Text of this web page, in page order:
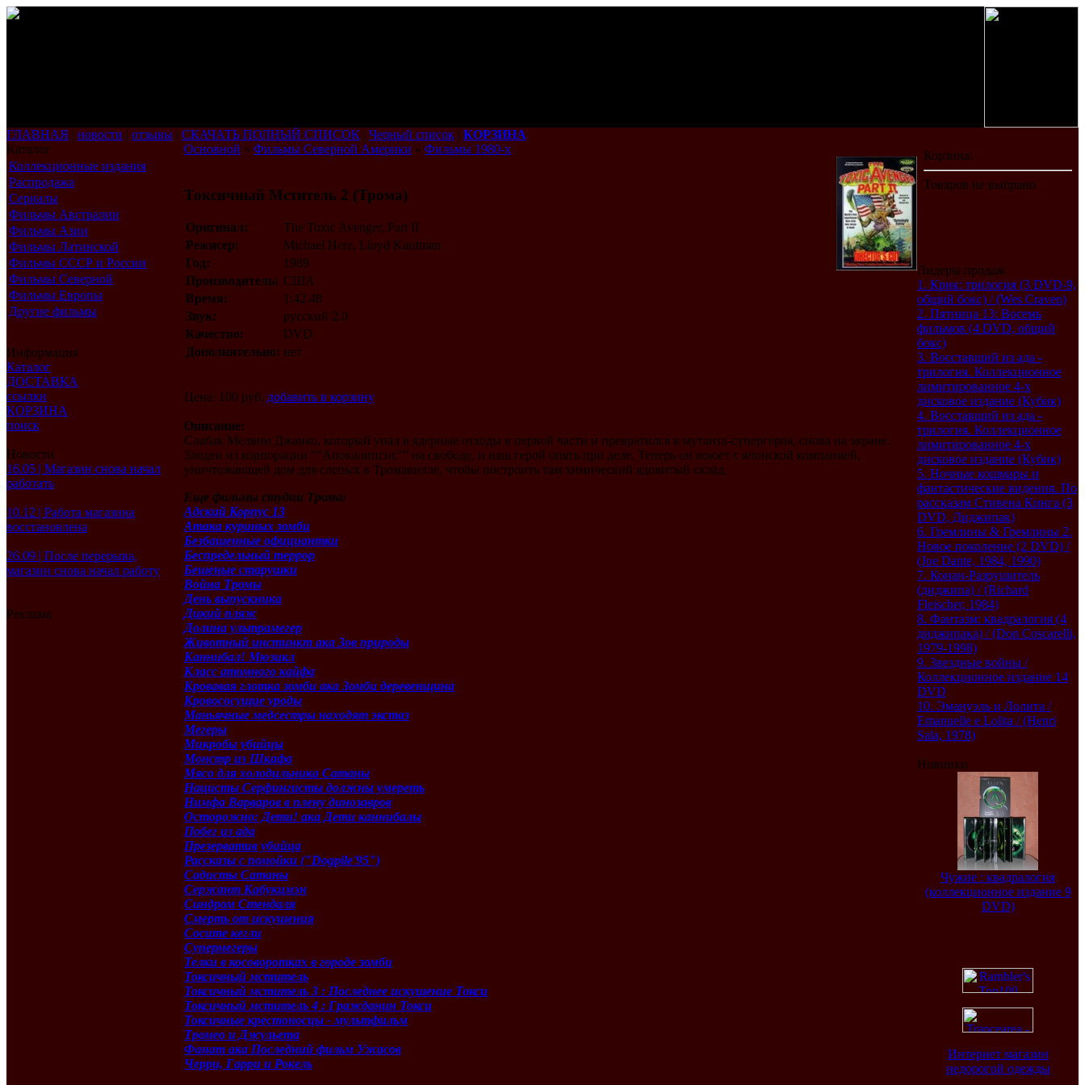
ГЛАВНАЯ | новости | отзывы | СКАЧАТЬ ПОЛНЫЙ СПИСОК | Черный список | КОРЗИНА
Каталог
Коллекционные издания
Распродажа
Сериалы
Фильмы Австралии
Фильмы Азии
Фильмы Латинской
Америки
Фильмы СССР и России
Фильмы Северной
Америки
Фильмы Европы
Другие фильмы
Информация
Каталог
ДОСТАВКА
ссылки
КОРЗИНА
поиск
Новости
16.05 | Магазин снова начал
работать
10.12 | Работа магазина
восстановлена
26.09 | После перерыва,
магазин снова начал работу
Реклама
Основной » Фильмы Северной Америки » Фильмы 1980-х
Токсичный Мститель 2 (Трома)
Оригинал:
The Toxic Avenger, Part II
Режисер:
Michael Herz, Lloyd Kaufman
Год:
1989
Производитель: США
Время:
1:42.48
Звук:
русский 2.0
Качество:
DVD
Дополнительно: нет
Цена: 100 руб. добавить в корзину
Описание:
Слабак Мелвин Джанко, который упал в ядерные отходы в первой части и превратился в мутанта-супергероя, снова на экране.
Злодеи из корпорации ""Апокалипсис"" на свободе, и наш герой опять при деле. Теперь он воюет с японской компанией,
уничтожающей дом для слепых в Тромавилле, чтобы построить там химический ядовитый склад.
Еще фильмы студии Трома:
Адский Корпус 13
Атака куриных зомби
Безбашенные официантки
Беспредельный террор
Бешеные старушки
Война Тромы
День выпускника
Дикий пляж
Долина ультрамегер
Животный инстинкт ака Зов природы
Каннибал! Мюзикл
Класс атомного кайфа
Кровавая глотка зомби ака Зомби деревенщина
Кровососущие уроды
Маньячные медсестры находят экстаз
Мегеры
Микробы убийцы
Монстр из Шкафа
Мясо для холодильника Сатаны
Нацисты Серфингисты должны умереть
Нимфа Варваров в плену динозавров
Осторожно: Дети! ака Дети каннибалы
Побег из ада
Презерватив убийца
Рассказы с помойки ("Dogpile'95")
Садисты Сатаны
Сержант Кабукимэн
Синдром Стендаля
Смерть от искушения
Сосите кегли
Супермегеры
Телки в косоворотках в городе зомби
Токсичный мститель
Токсичный мститель 3 : Последнее искушение Токси
Токсичный мститель 4 : Гражданин Токси
Токсичные крестоносцы - мультфильм
Тромео и Джульетa
Фанат ака Последний фильм Ужасов
Черри, Гарри и Рокель
Лидеры продаж
1. Крик: трилогия (3 DVD-9,
общий бокс) / (Wes Craven)
2. Пятница 13: Восемь
фильмов (4 DVD, общий
бокс)
3. Восставший из ада -
трилогия. Коллекционное
лимитированное 4-х
дисковое издание (Кубик)
4. Восставший из ада -
трилогия. Коллекционное
лимитированное 4-х
дисковое издание (Кубик)
5. Ночные кошмары и
фантастические видения. По
рассказам Стивена Кинга (3
DVD, Диджипак)
6. Гремлины & Гремлины 2.
Новое поколение (2 DVD) /
(Joe Dante, 1984, 1990)
7. Конан-Разрушитель
(диджипа) / (Richard
Fleischer, 1984)
8. Фантазм: квадралогия (4
диджипака) / (Don Coscarelli,
1979-1998)
9. Звездные войны /
Коллекционное издание 14
DVD
10. Эмануэль и Лолита /
Emanuelle e Lolita / (Henri
Sala, 1978)
Новинки
Чужие : квадралогия
(коллекционное издание 9
DVD)
Интернет магазин
недорогой одежды